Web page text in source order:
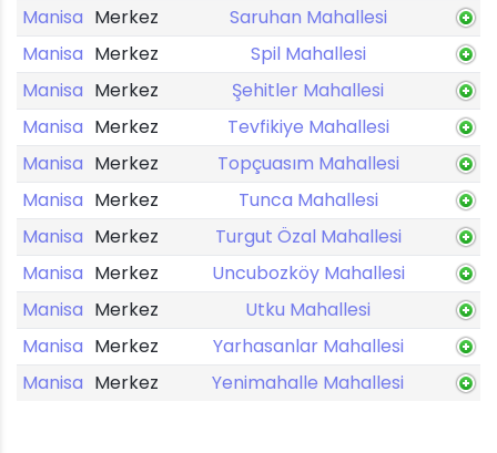
Manisa Merkez
Saruhan Mahallesi
Manisa Merkez
Spil Mahallesi
Manisa Merkez
Şehitler Mahallesi
Manisa Merkez
Tevfikiye Mahallesi
Manisa Merkez
Topçuasım Mahallesi
Manisa Merkez
Tunca Mahallesi
Manisa Merkez
Turgut Özal Mahallesi
Manisa Merkez
Uncubozköy Mahallesi
Manisa Merkez
Utku Mahallesi
Manisa Merkez
Yarhasanlar Mahallesi
Manisa Merkez Yenimahalle Mahallesi